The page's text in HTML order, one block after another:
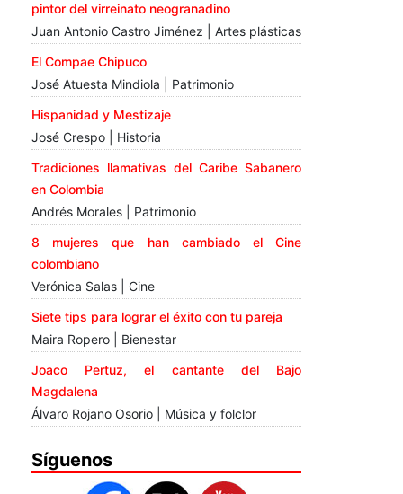
pintor del virreinato neogranadino
Juan Antonio Castro Jiménez | Artes plásticas
El Compae Chipuco
José Atuesta Mindiola | Patrimonio
Hispanidad y Mestizaje
José Crespo | Historia
Tradiciones llamativas del Caribe Sabanero
en Colombia
Andrés Morales | Patrimonio
8 mujeres que han cambiado el Cine
colombiano
Verónica Salas | Cine
Siete tips para lograr el éxito con tu pareja
Maira Ropero | Bienestar
Joaco Pertuz, el cantante del Bajo
Magdalena
Álvaro Rojano Osorio | Música y folclor
Síguenos